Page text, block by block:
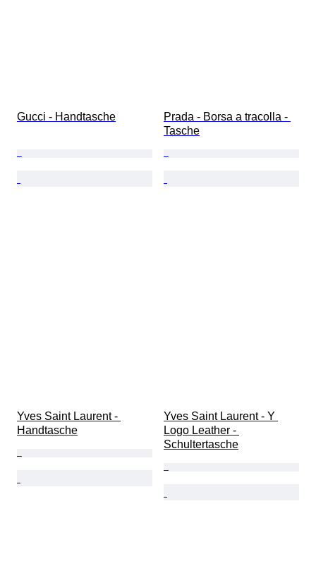
Gucci - Handtasche
Prada - Borsa a tracolla -
Tasche
Yves Saint Laurent -
Handtasche
Yves Saint Laurent - Y
Logo Leather -
Schultertasche